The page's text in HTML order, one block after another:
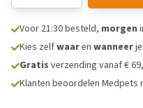
Voor 21:30 besteld, morgen
Kies zelfwaaren wanneer
Gratis verzending vanaf €
Klanten beoordelen Medpets